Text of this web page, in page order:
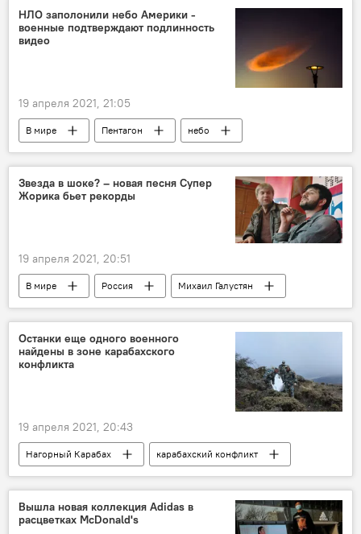
НЛО заполонили небо Америки -
военные подтверждают подлинность
видео
19 апреля 2021, 21:05
В мире Пентагон
небо
США
Звезда в шоке? – новая песня Супер
Жорика бьет рекорды
19 апреля 2021, 20:51
В мире Россия
Михаил Галустян
песня
клип
Останки еще одного военного
найдены в зоне карабахского
конфликта
19 апреля 2021, 20:43
Нагорный Карабах
карабахский конфликт
останки
Вопрос пленных, заложников, без вести пропавших и погибших в Карабахе
военный
Вышла новая коллекция Adidas в
расцветках McDonald's